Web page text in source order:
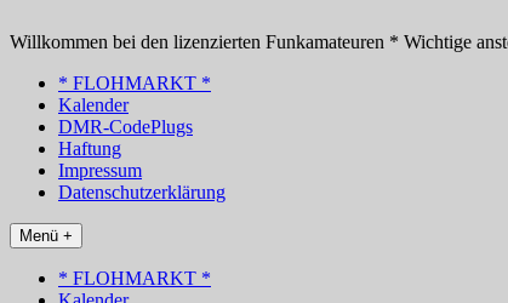
Inhalt
Willkommen bei den lizenzierten Funkamateuren * Wichtige
* FLOHMARKT *
Kalender
DMR-CodePlugs
Haftung
Impressum
Datenschutzerklärung
Menü +
* FLOHMARKT *